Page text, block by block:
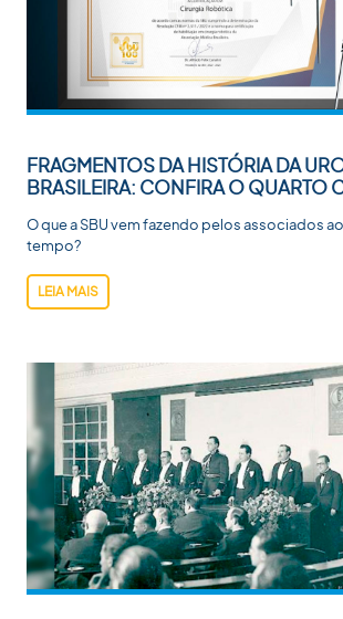
FRAGMENTOS DA HISTÓRIA DA
BRASILEIRA: CONFIRA O QUARTO
O que a SBU vem fazendo pelos associados
tempo?
LEIA MAIS